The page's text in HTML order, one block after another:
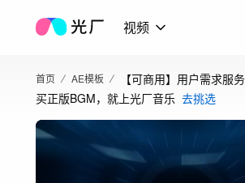
视频
首页 AE模板
【可商用】用户需求服
类AE模板
买正版BGM，就上光厂音乐 去挑选